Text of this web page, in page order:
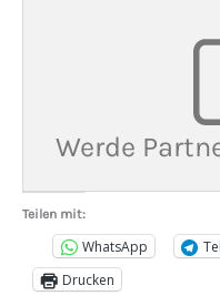
Werde
Teilen mit:
WhatsApp
Drucken